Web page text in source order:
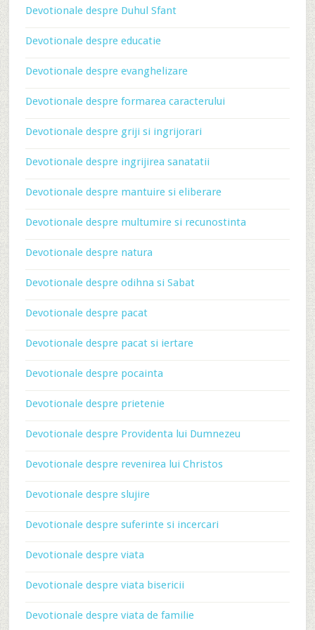
Devotionale despre Duhul Sfant
Devotionale despre educatie
Devotionale despre evanghelizare
Devotionale despre formarea caracterului
Devotionale despre griji si ingrijorari
Devotionale despre ingrijirea sanatatii
Devotionale despre mantuire si eliberare
Devotionale despre multumire si recunostinta
Devotionale despre natura
Devotionale despre odihna si Sabat
Devotionale despre pacat
Devotionale despre pacat si iertare
Devotionale despre pocainta
Devotionale despre prietenie
Devotionale despre Providenta lui Dumnezeu
Devotionale despre revenirea lui Christos
Devotionale despre slujire
Devotionale despre suferinte si incercari
Devotionale despre viata
Devotionale despre viata bisericii
Devotionale despre viata de familie